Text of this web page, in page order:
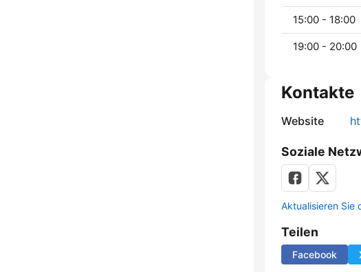
15:00 - 18:00
19:00 - 20:00
Kontakte
Website
Soziale
Aktualisieren Sie
Teilen
Facebook